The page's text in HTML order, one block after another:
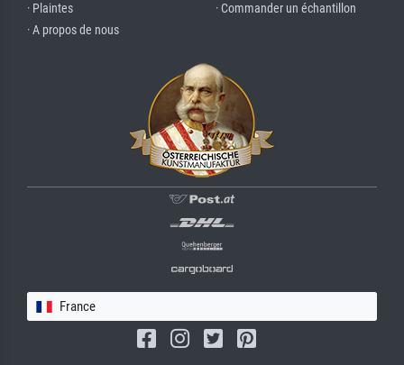
· Plaintes
· A propos de nous
· Commander un échantillon
France